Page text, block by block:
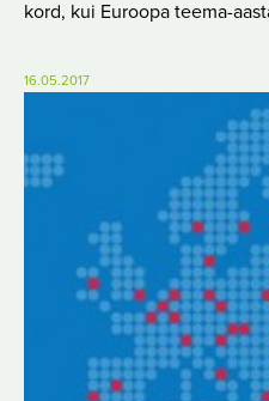
kord, kui Euroopa teema-
16.05.2017